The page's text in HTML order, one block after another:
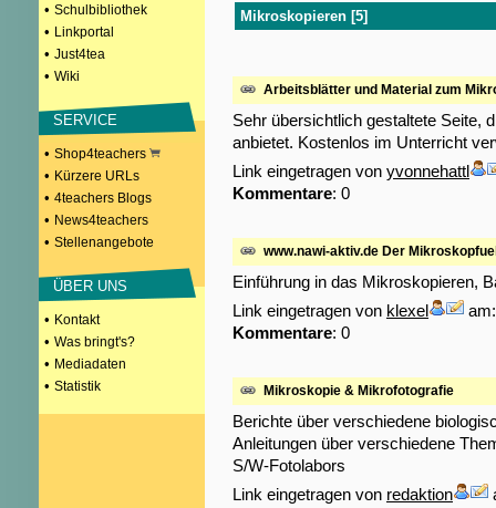
• Schulbibliothek
• Linkportal
• Just4tea
• Wiki
SERVICE
• Shop4teachers
• Kürzere URLs
• 4teachers Blogs
• News4teachers
• Stellenangebote
ÜBER UNS
• Kontakt
• Was bringt's?
• Mediadaten
• Statistik
Mikroskopieren [5]
Arbeitsblätter und Material zum
Sehr übersichtlich gestaltete Seite,
anbietet. Kostenlos im Unterricht
Link eingetragen von yvonnehattl
Kommentare: 0
www.nawi-aktiv.de Der
Einführung in das Mikroskopieren,
Link eingetragen von klexel
Kommentare: 0
Mikroskopie & Mikrofotografie
Berichte über verschiedene
Anleitungen über verschiedene
S/W-Fotolabors
Link eingetragen von redaktion